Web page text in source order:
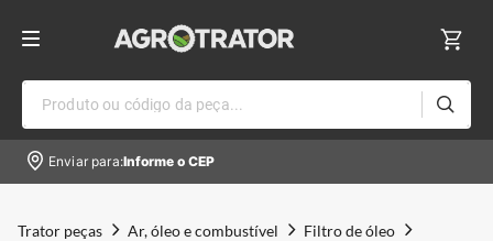
Produto ou código da peça...
Enviar para:Informe o CEP
Trator peças Ar, óleo e combustível
Filtro de óleo